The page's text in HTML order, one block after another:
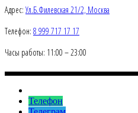
Адрес: Ул.Б.Филевская 21/2, Москва
Телефон: 8 999 717 17 17
Часы работы: 11:00 – 23:00
Телефон